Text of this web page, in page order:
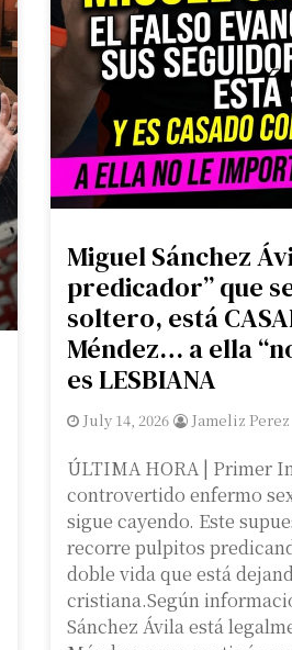
Miguel Sánchez
predicador” que
soltero, está
Méndez… a ella
es LESBIANA
July 14, 2026 Jameliz Perez
ÚLTIMA HORA | Primer
controvertido enfermo
sigue cayendo. Este
recorre pulpitos
doble vida que está
cristiana.Según
Sánchez Ávila está